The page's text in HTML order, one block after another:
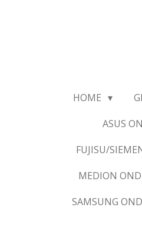
HOME
ASUS
FUJISU/
MEDION
SAMSUNG